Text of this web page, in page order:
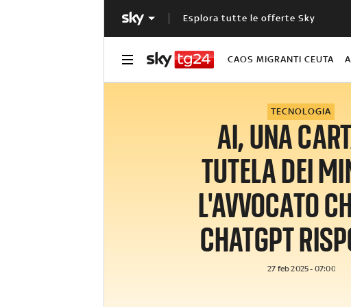
Esplora tutte le offerte Sky
CAOS MIGRANTI CEUTA
TECNOLOGIA
AI, UNA
TUTELA DEI
L'AVVOCATO
CHATGPT
27 feb 2025 - 07:00